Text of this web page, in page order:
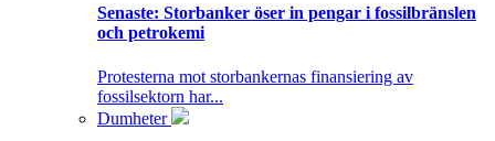
Senaste: Storbanker öser in pengar i fossilbränslen
och petrokemi
Protesterna mot storbankernas finansiering av
fossilsektorn har...
Dumheter